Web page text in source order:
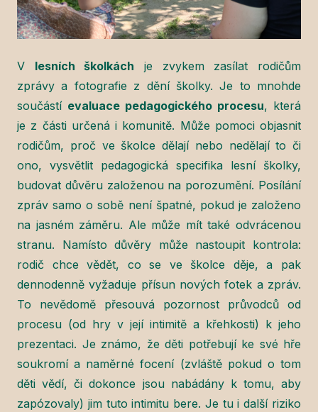
V lesních školkách je zvykem zasílat rodičům
zprávy a fotografie z dění školky. Je to mnohde
součástí evaluace pedagogického procesu, která
je z části určená i komunitě. Může pomoci objasnit
rodičům, proč ve školce dělají nebo nedělají to či
ono, vysvětlit pedagogická specifika lesní školky,
budovat důvěru založenou na porozumění. Posílání
zpráv samo o sobě není špatné, pokud je založeno
na jasném záměru. Ale může mít také odvrácenou
stranu. Namísto důvěry může nastoupit kontrola:
rodič chce vědět, co se ve školce děje, a pak
dennodenně vyžaduje přísun nových fotek a zpráv.
To nevědomě přesouvá pozornost průvodců od
procesu (od hry v její intimitě a křehkosti) k jeho
prezentaci. Je známo, že děti potřebují ke své hře
soukromí a naměrné focení (zvláště pokud o tom
děti vědí, či dokonce jsou nabádány k tomu, aby
zapózovaly) jim tuto intimitu bere. Je tu i další riziko